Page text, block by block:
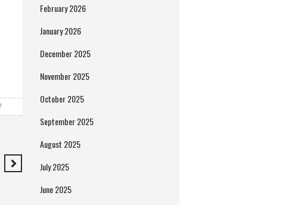
February 2026
January 2026
December 2025
November 2025
October 2025
September 2025
August 2025
July 2025
June 2025